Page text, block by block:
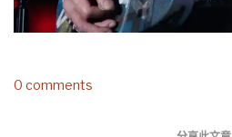
0 comments